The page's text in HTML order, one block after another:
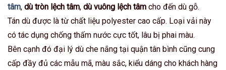
tâm, dù tròn lệch tâm, dù vuông lệch tâm cho đến dù gỗ.
Tán dù được là từ chất liệu polyester cao cấp. Loại vải này
có tác dụng chống thấm nước cực tốt, lâu bị phai màu.
Bên cạnh đó đại lý dù che nắng tại quận tân bình cũng cung
cấp đầy đủ các mẫu mã, màu sắc, kiểu dáng cho khách hàng